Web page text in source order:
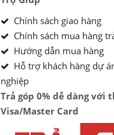
Chính sách giao hàng
Chính sách mua hàng
Hướng dẫn mua hàng
Hỗ trợ khách hàng dự
nghiệp
Trả góp 0% dễ dàng với
Visa/Master Card